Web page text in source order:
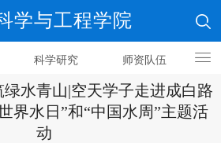
学与工程学院
科学研究 师资队伍
水青山|空天学子走进成白路
界水日”和“中国水周”主题活
动